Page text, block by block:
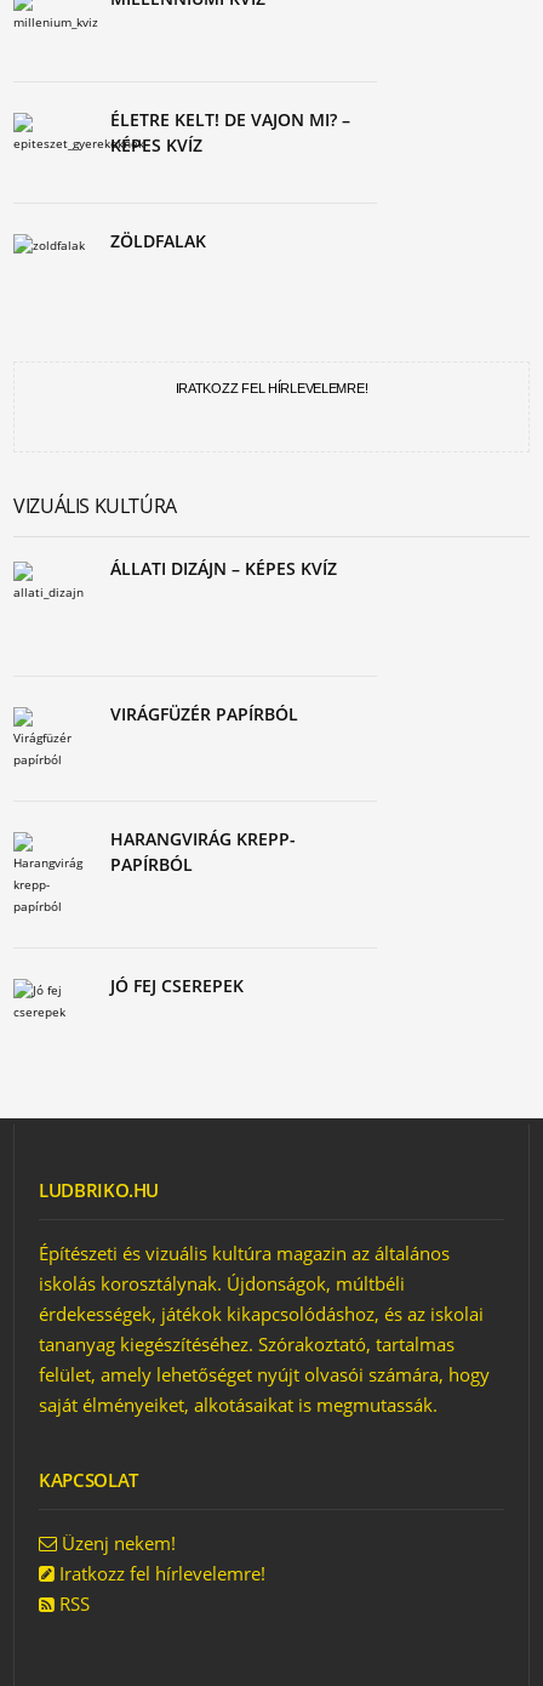
ÉLETRE KELT! DE VAJON MI? –
KÉPES KVÍZ
ZÖLDFALAK
IRATKOZZ FEL HÍRLEVELEMRE!
VIZUÁLIS KULTÚRA
ÁLLATI DIZÁJN – KÉPES KVÍZ
VIRÁGFÜZÉR PAPÍRBÓL
HARANGVIRÁG KREPP-
PAPÍRBÓL
JÓ FEJ CSEREPEK
LUDBRIKO.HU
Építészeti és vizuális kultúra magazin az általános
iskolás korosztálynak. Újdonságok, múltbéli
érdekességek, játékok kikapcsolódáshoz, és az iskolai
tananyag kiegészítéséhez. Szórakoztató, tartalmas
felület, amely lehetőséget nyújt olvasói számára, hogy
saját élményeiket, alkotásaikat is megmutassák.
KAPCSOLAT
Üzenj nekem!
Iratkozz fel hírlevelemre!
RSS